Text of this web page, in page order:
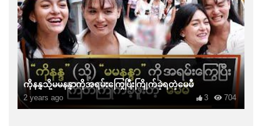
ကိုနန္ဒသို့မမနန္ဒာကိုအရမ်းကြွေပြီးကြိုက်ခဲ့ရတဲ့မေမီ
2 years ago 704
3